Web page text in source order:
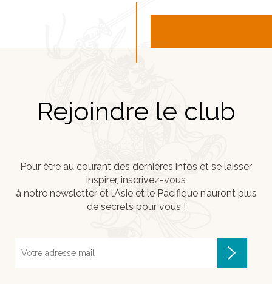
Rejoindre le club
Pour être au courant des dernières infos et se laisser
inspirer, inscrivez-vous
à notre newsletter et l’Asie et le Pacifique n’auront plus
de secrets pour vous !